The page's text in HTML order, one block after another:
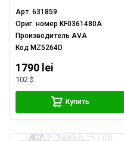
Арт.631859
Ориг. номер KF0361480A
ПроизводительAVA
Код MZ5264D
1790 lei
102 $
Купить